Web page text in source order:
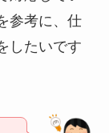
参考に、仕
したいです